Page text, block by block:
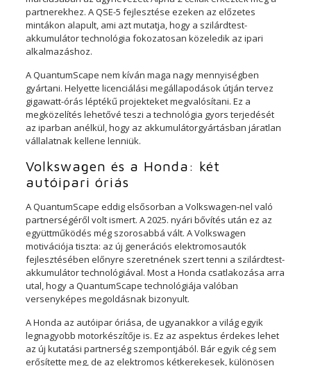
partnerekhez. A QSE-5 fejlesztése ezeken az előzetes
mintákon alapult, ami azt mutatja, hogy a szilárdtest-
akkumulátor technológia fokozatosan közeledik az ipari
alkalmazáshoz.
A QuantumScape nem kíván maga nagy mennyiségben
gyártani. Helyette licenciálási megállapodások útján tervez
gigawatt-órás léptékű projekteket megvalósítani. Ez a
megközelítés lehetővé teszi a technológia gyors terjedését
az iparban anélkül, hogy az akkumulátorgyártásban járatlan
vállalatnak kellene lenniük.
Volkswagen és a Honda: két
autóipari óriás
A QuantumScape eddig elsősorban a Volkswagen-nel való
partnerségéről volt ismert. A 2025. nyári bővítés után ez az
együttműködés még szorosabbá vált. A Volkswagen
motivációja tiszta: az új generációs elektromosautók
fejlesztésében előnyre szeretnének szert tenni a szilárdtest-
akkumulátor technológiával. Most a Honda csatlakozása arra
utal, hogy a QuantumScape technológiája valóban
versenyképes megoldásnak bizonyult.
A Honda az autóipar óriása, de ugyanakkor a világ egyik
legnagyobb motorkészítője is. Ez az aspektus érdekes lehet
az új kutatási partnerség szempontjából. Bár egyik cég sem
erősítette meg, de az elektromos kétkerekesek, különösen